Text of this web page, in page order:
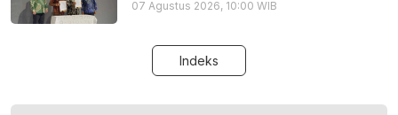
07 Agustus 2026, 10:00 WIB
Indeks